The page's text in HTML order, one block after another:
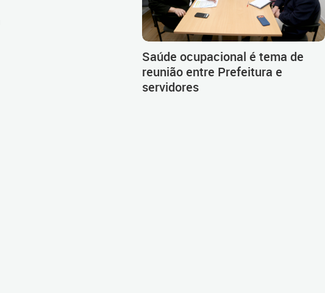
Saúde ocupacional é tema de
reunião entre Prefeitura e
servidores